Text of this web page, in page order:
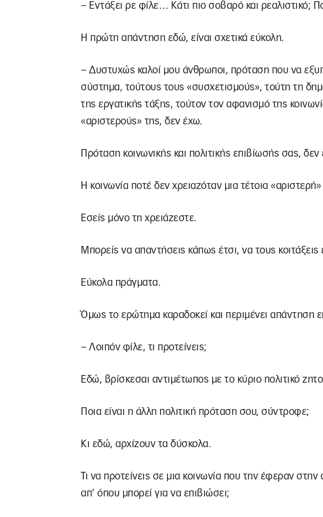
– Εντάξει ρε φίλε… Κάτι πιο σοβαρό και ρεαλιστικό;
Η πρώτη απάντηση εδώ, είναι σχετικά εύκολη.
– Δυστυχώς καλοί μου άνθρωποι, πρόταση που να
σύστημα, τούτους τους «συσχετισμούς», τούτη τη
της εργατικής τάξης, τούτον τον αφανισμό της
«αριστερούς» της, δεν έχω.
Πρόταση κοινωνικής και πολιτικής επιβίωσής σας, δεν
Η κοινωνία ποτέ δεν χρειαζόταν μια τέτοια
Εσείς μόνο τη χρειάζεστε.
Μπορείς να απαντήσεις κάπως έτσι, να τους κοιτάξεις
Εύκολα πράγματα.
Όμως το ερώτημα καραδοκεί και περιμένει απάντηση
– Λοιπόν φίλε, τι προτείνεις;
Εδώ, βρίσκεσαι αντιμέτωπος με το κύριο πολιτικό
Ποια είναι η άλλη πολιτική πρόταση σου, σύντροφε;
Κι εδώ, αρχίζουν τα δύσκολα.
Τι να προτείνεις σε μια κοινωνία που την έφεραν
απ’ όπου μπορεί για να επιβιώσει;